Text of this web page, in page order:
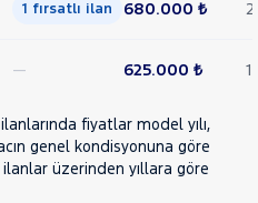
1 fırsatlı ilan 680.000 ₺ 2
— 625.000 ₺ 1
fiyatlar model yılı,
genel kondisyonuna göre
üzerinden yıllara göre